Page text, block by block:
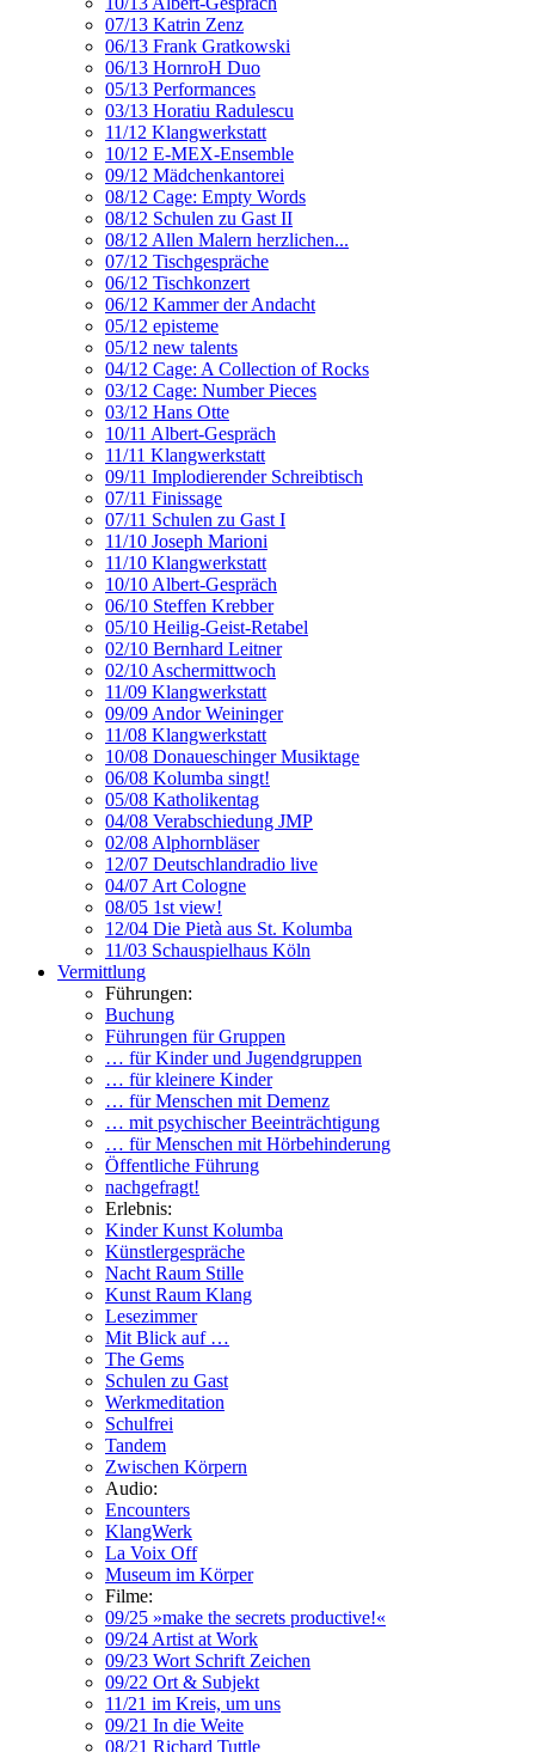
07/13 Katrin Zenz
06/13 Frank Gratkowski
06/13 HornroH Duo
05/13 Performances
03/13 Horatiu Radulescu
11/12 Klangwerkstatt
10/12 E-MEX-Ensemble
09/12 Mädchenkantorei
08/12 Cage: Empty Words
08/12 Schulen zu Gast II
08/12 Allen Malern herzlichen...
07/12 Tischgespräche
06/12 Tischkonzert
06/12 Kammer der Andacht
05/12 episteme
05/12 new talents
04/12 Cage: A Collection of Rocks
03/12 Cage: Number Pieces
03/12 Hans Otte
10/11 Albert-Gespräch
11/11 Klangwerkstatt
09/11 Implodierender Schreibtisch
07/11 Finissage
07/11 Schulen zu Gast I
11/10 Joseph Marioni
11/10 Klangwerkstatt
10/10 Albert-Gespräch
06/10 Steffen Krebber
05/10 Heilig-Geist-Retabel
02/10 Bernhard Leitner
02/10 Aschermittwoch
11/09 Klangwerkstatt
09/09 Andor Weininger
11/08 Klangwerkstatt
10/08 Donaueschinger Musiktage
06/08 Kolumba singt!
05/08 Katholikentag
04/08 Verabschiedung JMP
02/08 Alphornbläser
12/07 Deutschlandradio live
04/07 Art Cologne
08/05 1st view!
12/04 Die Pietà aus St. Kolumba
11/03 Schauspielhaus Köln
Vermittlung
Führungen:
Buchung
Führungen für Gruppen
… für Kinder und Jugendgruppen
… für kleinere Kinder
… für Menschen mit Demenz
… mit psychischer Beeinträchtigung
… für Menschen mit Hörbehinderung
Öffentliche Führung
nachgefragt!
Erlebnis:
Kinder Kunst Kolumba
Künstlergespräche
Nacht Raum Stille
Kunst Raum Klang
Lesezimmer
Mit Blick auf …
The Gems
Schulen zu Gast
Werkmeditation
Schulfrei
Tandem
Zwischen Körpern
Audio:
Encounters
KlangWerk
La Voix Off
Museum im Körper
Filme:
09/25 »make the secrets productive!«
09/24 Artist at Work
09/23 Wort Schrift Zeichen
09/22 Ort & Subjekt
11/21 im Kreis, um uns
09/21 In die Weite
08/21 Richard Tuttle